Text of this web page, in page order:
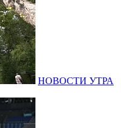
НОВОСТИ УТРА